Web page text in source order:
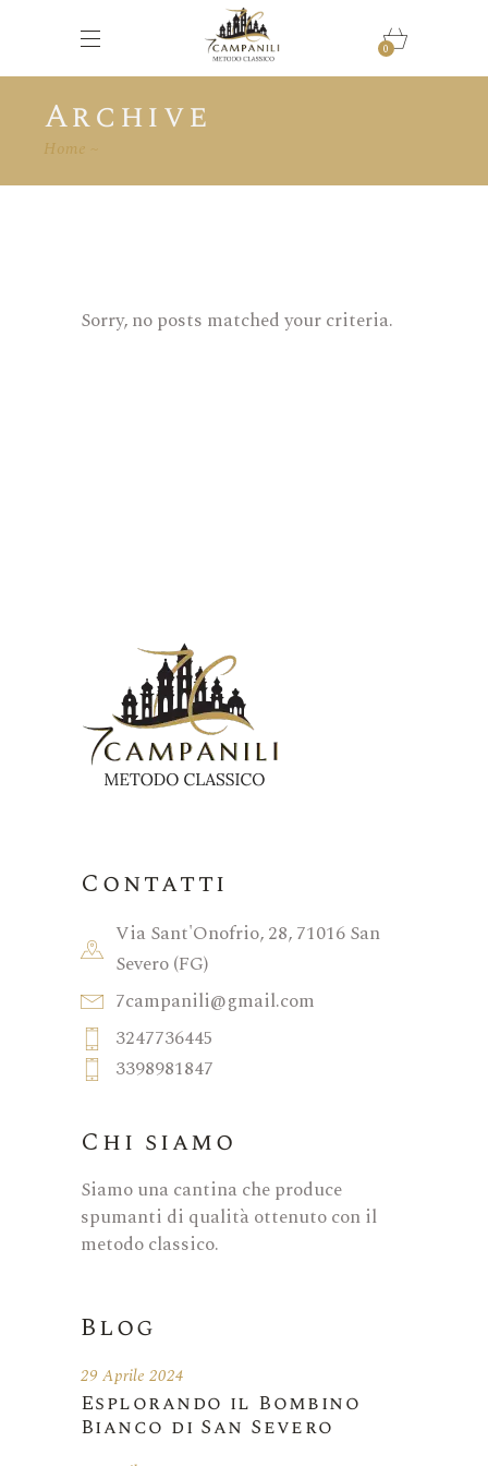
0
Archive
Home
Sorry, no posts matched your criteria.
Contatti
Via Sant'Onofrio, 28, 71016 San
Severo (FG)
7campanili@gmail.com
3247736445
3398981847
Chi siamo
Siamo una cantina che produce
spumanti di qualità ottenuto con il
metodo classico.
Blog
Esplorando il Bombino
Bianco di San Severo
29 Aprile 2024